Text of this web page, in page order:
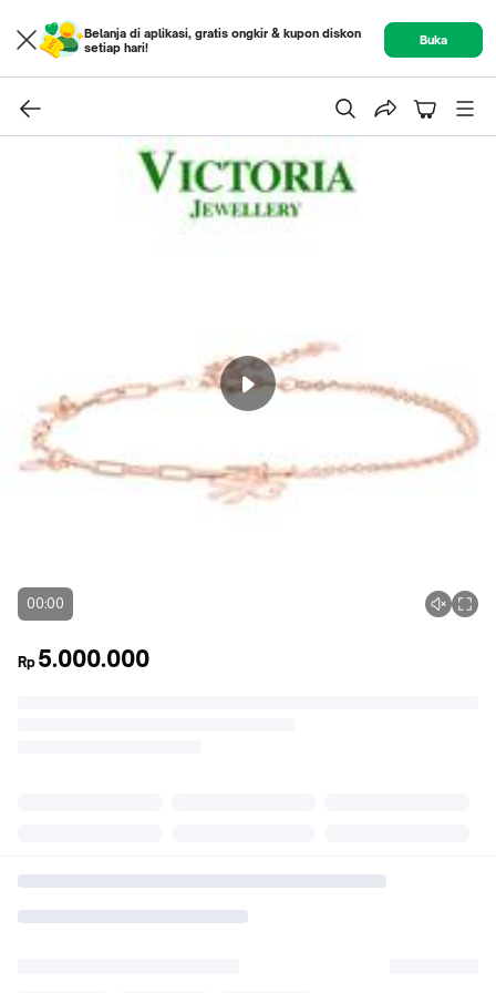
Belanja di aplikasi, gratis ongkir & kupon diskon
setiap hari!
Buka
00:00
Rp 5.000.000